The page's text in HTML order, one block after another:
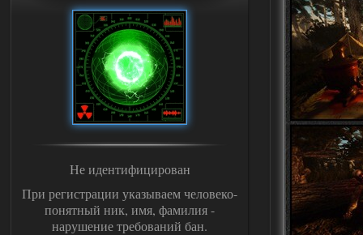
Не идентифицирован
При регистрации указываем человеко-
понятный ник, имя, фамилия -
нарушение требований бан.